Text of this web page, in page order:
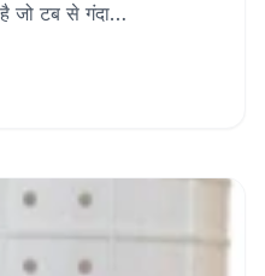
है जो टब से गंदा…